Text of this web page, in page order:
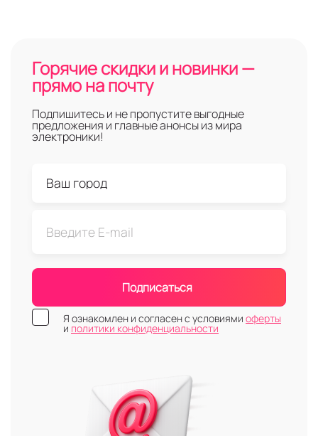
Горячие скидки и новинки —
прямо на почту
Подпишитесь и не пропустите выгодные
предложения и главные анонсы из мира
электроники!
Подписаться
Я ознакомлен и согласен с условиями оферты
и политики конфиденциальности